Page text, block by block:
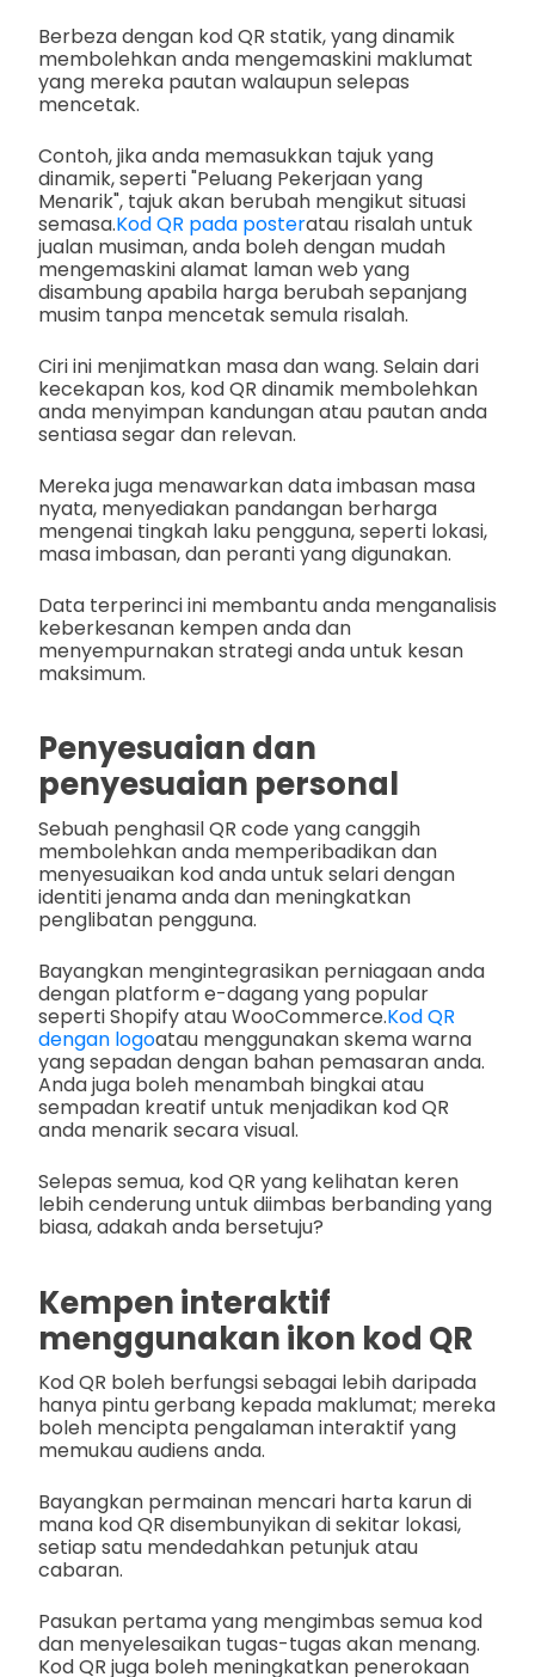
Berbeza dengan kod QR statik, yang dinamik
membolehkan anda mengemaskini maklumat
yang mereka pautan walaupun selepas
mencetak.
Contoh, jika anda memasukkan tajuk yang
dinamik, seperti "Peluang Pekerjaan yang
Menarik", tajuk akan berubah mengikut situasi
semasa.Kod QR pada posteratau risalah untuk
jualan musiman, anda boleh dengan mudah
mengemaskini alamat laman web yang
disambung apabila harga berubah sepanjang
musim tanpa mencetak semula risalah.
Ciri ini menjimatkan masa dan wang. Selain dari
kecekapan kos, kod QR dinamik membolehkan
anda menyimpan kandungan atau pautan anda
sentiasa segar dan relevan.
Mereka juga menawarkan data imbasan masa
nyata, menyediakan pandangan berharga
mengenai tingkah laku pengguna, seperti lokasi,
masa imbasan, dan peranti yang digunakan.
Data terperinci ini membantu anda menganalisis
keberkesanan kempen anda dan
menyempurnakan strategi anda untuk kesan
maksimum.
Penyesuaian dan
penyesuaian personal
Sebuah penghasil QR code yang canggih
membolehkan anda memperibadikan dan
menyesuaikan kod anda untuk selari dengan
identiti jenama anda dan meningkatkan
penglibatan pengguna.
Bayangkan mengintegrasikan perniagaan anda
dengan platform e-dagang yang popular
seperti Shopify atau WooCommerce.Kod QR
dengan logoatau menggunakan skema warna
yang sepadan dengan bahan pemasaran anda.
Anda juga boleh menambah bingkai atau
sempadan kreatif untuk menjadikan kod QR
anda menarik secara visual.
Selepas semua, kod QR yang kelihatan keren
lebih cenderung untuk diimbas berbanding yang
biasa, adakah anda bersetuju?
Kempen interaktif
menggunakan ikon kod QR
Kod QR boleh berfungsi sebagai lebih daripada
hanya pintu gerbang kepada maklumat; mereka
boleh mencipta pengalaman interaktif yang
memukau audiens anda.
Bayangkan permainan mencari harta karun di
mana kod QR disembunyikan di sekitar lokasi,
setiap satu mendedahkan petunjuk atau
cabaran.
Pasukan pertama yang mengimbas semua kod
dan menyelesaikan tugas-tugas akan menang.
Kod QR juga boleh meningkatkan penerokaan